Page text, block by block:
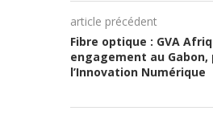
article précédent
Fibre optique : GVA
engagement au Gabon,
l’Innovation Numérique